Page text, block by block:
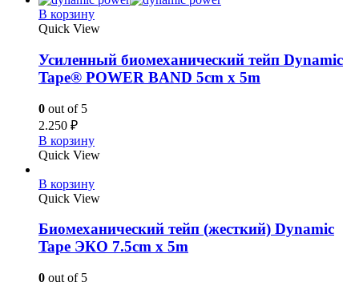
В корзину
Quick View
Усиленный биомеханический тейп Dynamic
Tape® POWER BAND 5cm x 5m
0 out of 5
2.250 ₽
В корзину
Quick View
В корзину
Quick View
Биомеханический тейп (жесткий) Dynamic
Tape ЭКО 7.5cm x 5m
0 out of 5